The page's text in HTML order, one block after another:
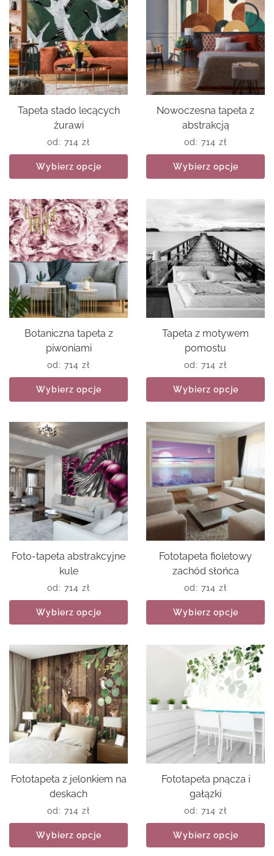
Tapeta stado lecących
żurawi
od: 714 zł
Wybierz opcje
Nowoczesna tapeta z
abstrakcją
od: 714 zł
Wybierz opcje
Botaniczna tapeta z
piwoniami
od: 714 zł
Wybierz opcje
Tapeta z motywem
pomostu
od: 714 zł
Wybierz opcje
Foto-tapeta abstrakcyjne
kule
od: 714 zł
Wybierz opcje
Fototapeta fioletowy
zachód słońca
od: 714 zł
Wybierz opcje
Fototapeta z jelonkiem na
deskach
od: 714 zł
Wybierz opcje
Fototapeta pnącza i
gałązki
od: 714 zł
Wybierz opcje